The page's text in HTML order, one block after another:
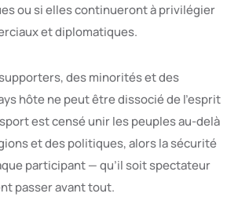
ou si elles continueront à privilégier
et diplomatiques.
des minorités et des
hôte ne peut être dissocié de l’esprit
est censé unir les peuples au-delà
et des politiques, alors la sécurité
participant — qu’il soit spectateur
passer avant tout.